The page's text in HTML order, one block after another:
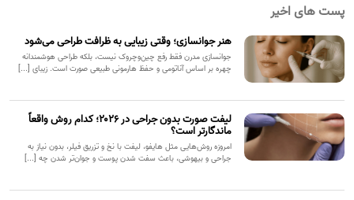
پست های اخیر
هنر جوانسازی؛ وقتی زیبایی به ظرافت طراحی می‌شود
جوانسازی مدرن فقط رفع چین‌وچروک نیست، بلکه طراحی هوشمندانه
چهره بر اساس آناتومی و حفظ هارمونی طبیعی صورت است. زیبای [...]
لیفت صورت بدون جراحی در ۲۰۲۶؛ کدام روش واقعاً
ماندگارتر است؟
امروزه روش‌هایی مثل هایفو، لیفت با نخ و تزریق فیلر، بدون نیاز به
جراحی و بیهوشی، باعث سفت شدن پوست و جوان‌تر شدن چه [...]